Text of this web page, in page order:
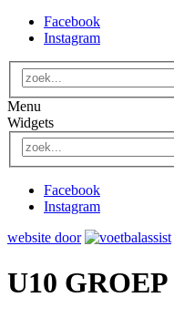
Facebook
Instagram
Menu
Widgets
Facebook
Instagram
website door
U10 GROEP